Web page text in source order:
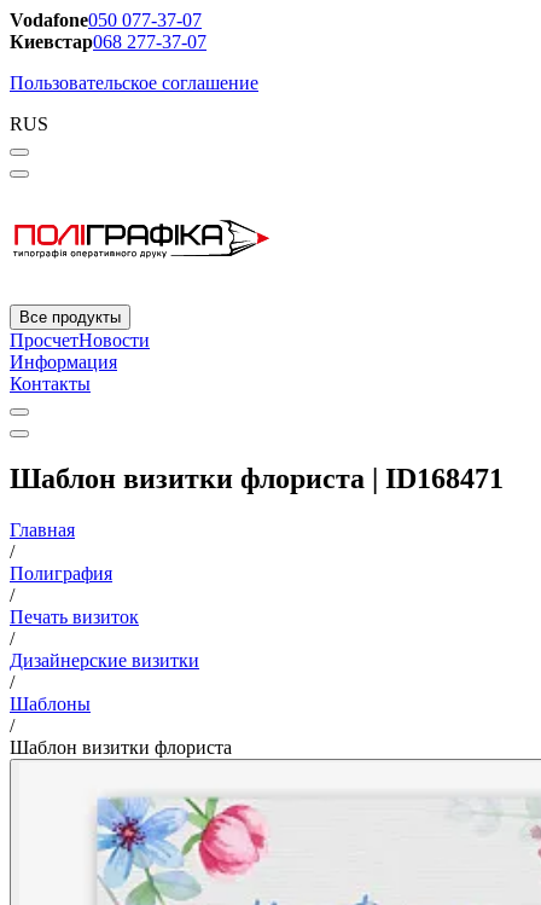
Vodafone050 077-37-07
Киевстар068 277-37-07
Пользовательское соглашение
RUS
Все продукты
ПросчетНовости
Информация
Контакты
Шаблон визитки флориста | ID168471
Главная
/
Полиграфия
/
Печать визиток
/
Дизайнерские визитки
/
Шаблоны
/
Шаблон визитки флориста